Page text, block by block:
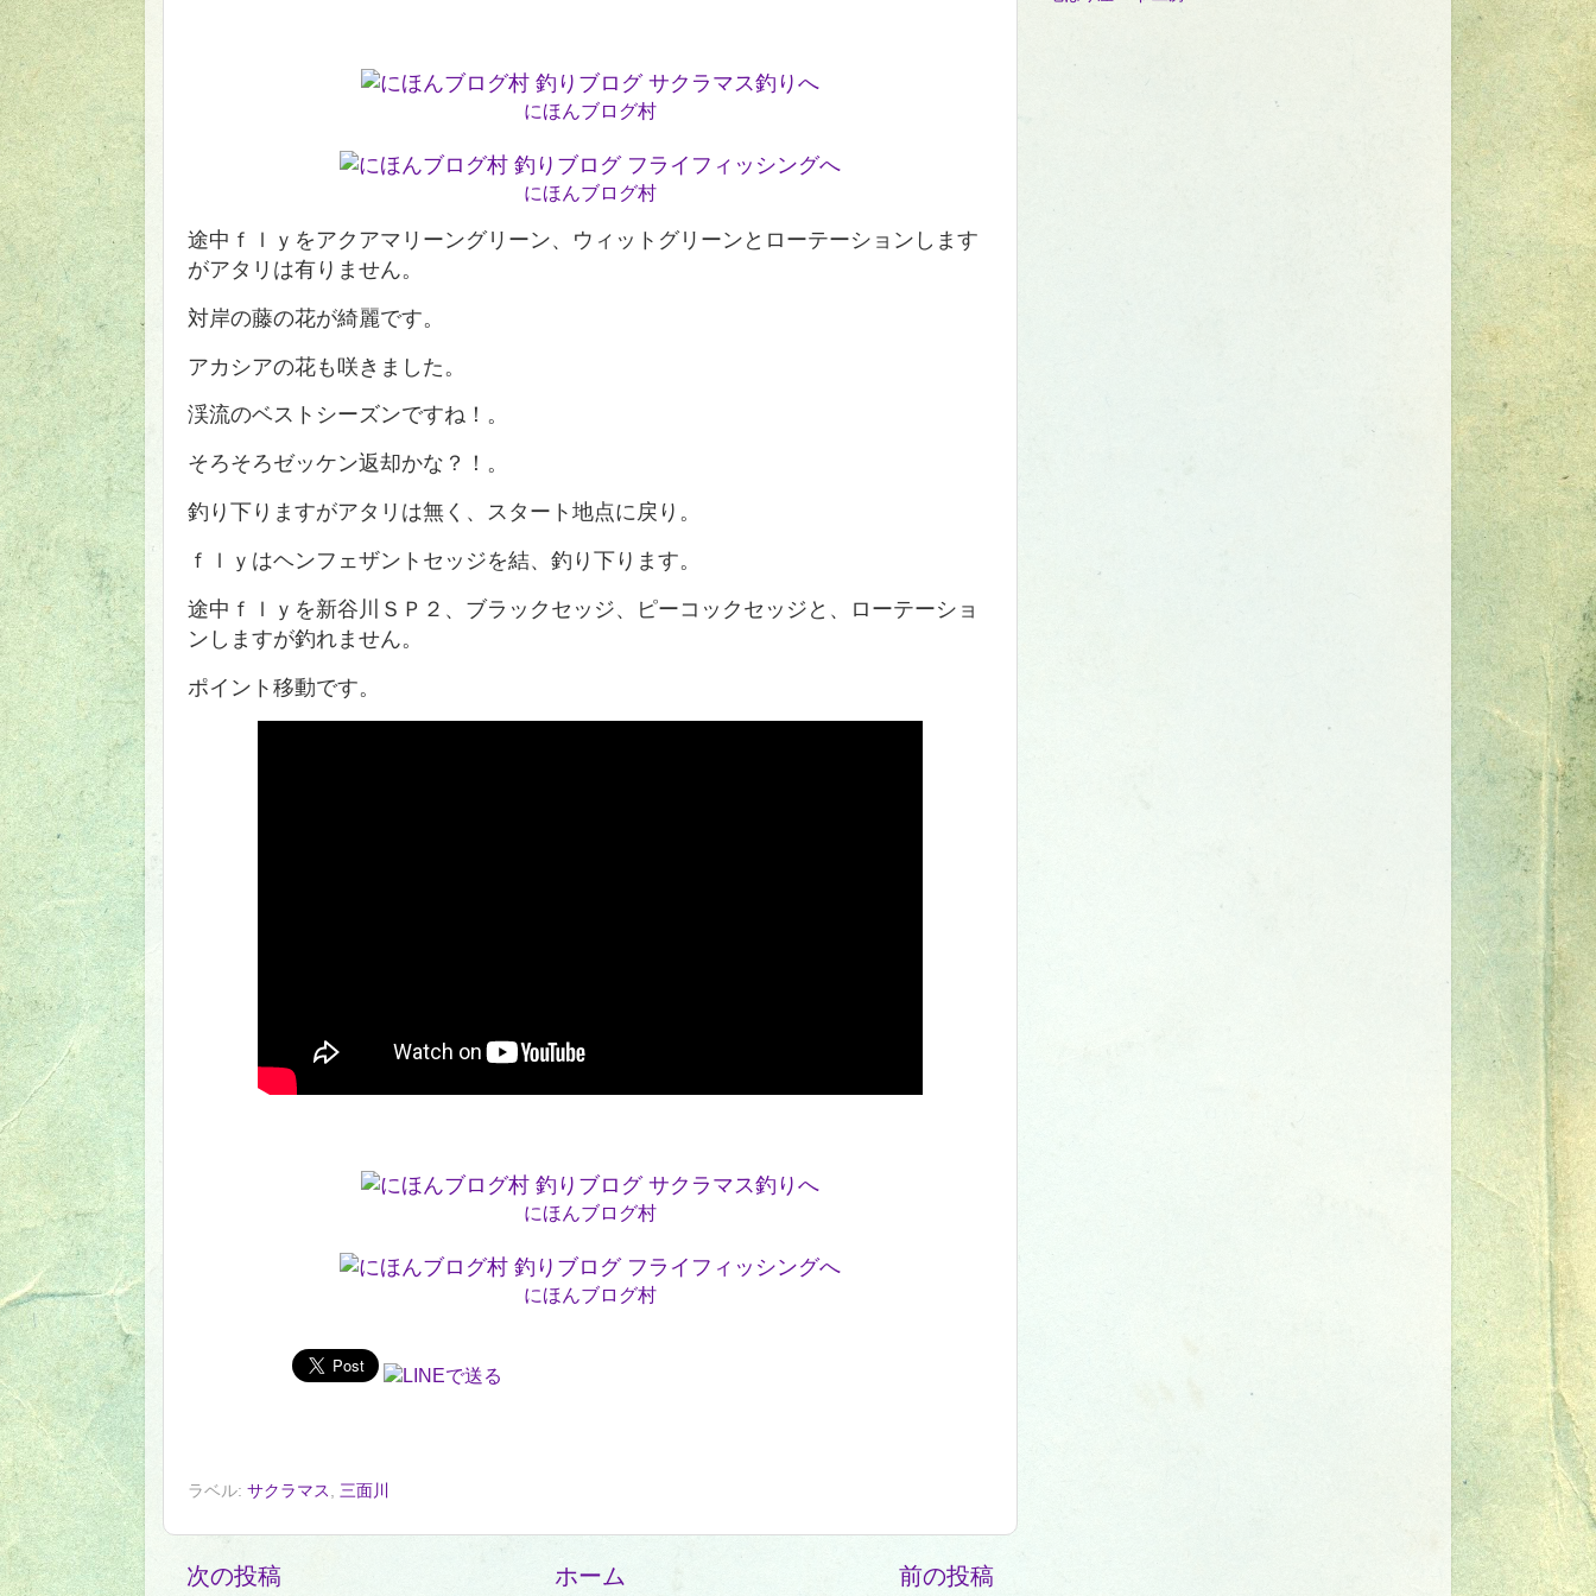
にほんブログ村
にほんブログ村
途中ｆｌｙをアクアマリーングリーン、ウィットグリーンとローテーションします
がアタリは有りません。
対岸の藤の花が綺麗です。
アカシアの花も咲きました。
渓流のベストシーズンですね！。
そろそろゼッケン返却かな？！。
釣り下りますがアタリは無く、スタート地点に戻り。
ｆｌｙはヘンフェザントセッジを結、釣り下ります。
途中ｆｌｙを新谷川ＳＰ２、ブラックセッジ、ピーコックセッジと、ローテーショ
ンしますが釣れません。
ポイント移動です。
にほんブログ村
にほんブログ村
ラベル: サクラマス, 三面川
次の投稿 前の投稿
ホーム